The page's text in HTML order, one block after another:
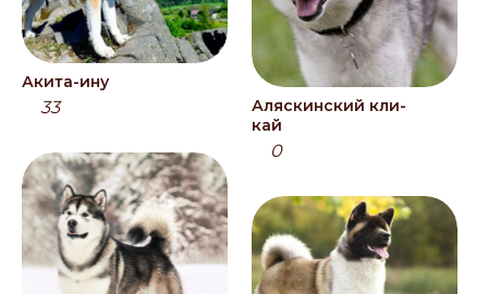
Акита-ину
33
Аляскинский кли-
кай
0